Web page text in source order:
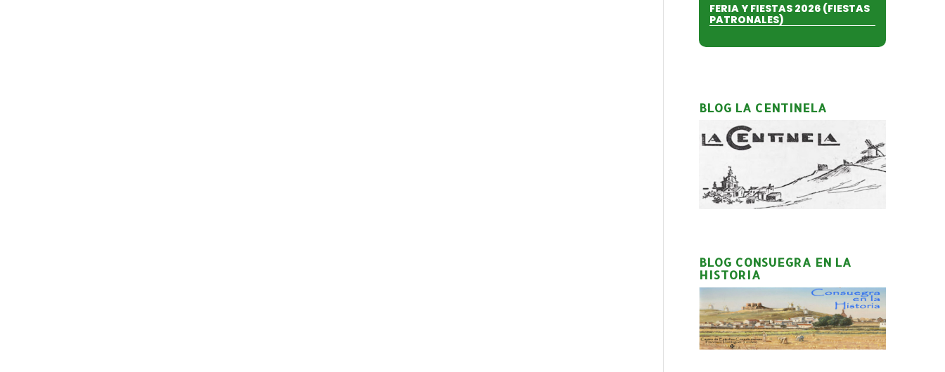
FERIA Y FIESTAS 2026 (FIESTAS
PATRONALES)
BLOG LA CENTINELA
BLOG CONSUEGRA EN LA
HISTORIA